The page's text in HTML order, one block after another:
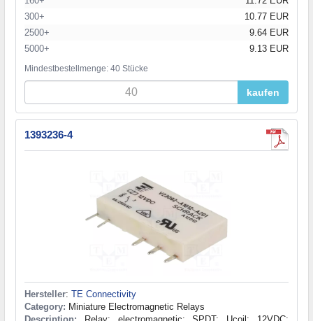
300+
10.77 EUR
2500+
9.64 EUR
5000+
9.13 EUR
Mindestbestellmenge: 40 Stücke
kaufen
1393236-4
Hersteller: TE Connectivity
Category: Miniature Electromagnetic Relays